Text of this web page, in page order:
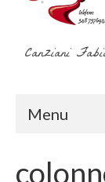
Canziani
Menu